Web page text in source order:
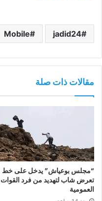
jadid24
Mobile
مقالات ذات صلة
“مجلس بوعياش” يدخل على خط
تعرض شاب لتهديد من فرد القوات
العمومية